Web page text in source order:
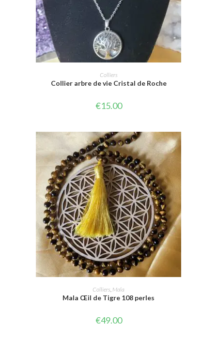
AJOUTER AU PANIER
Colliers
Collier arbre de vie Cristal de Roche
€15.00
AJOUTER AU PANIER
Colliers Mala
Mala Œil de Tigre 108 perles
€49.00